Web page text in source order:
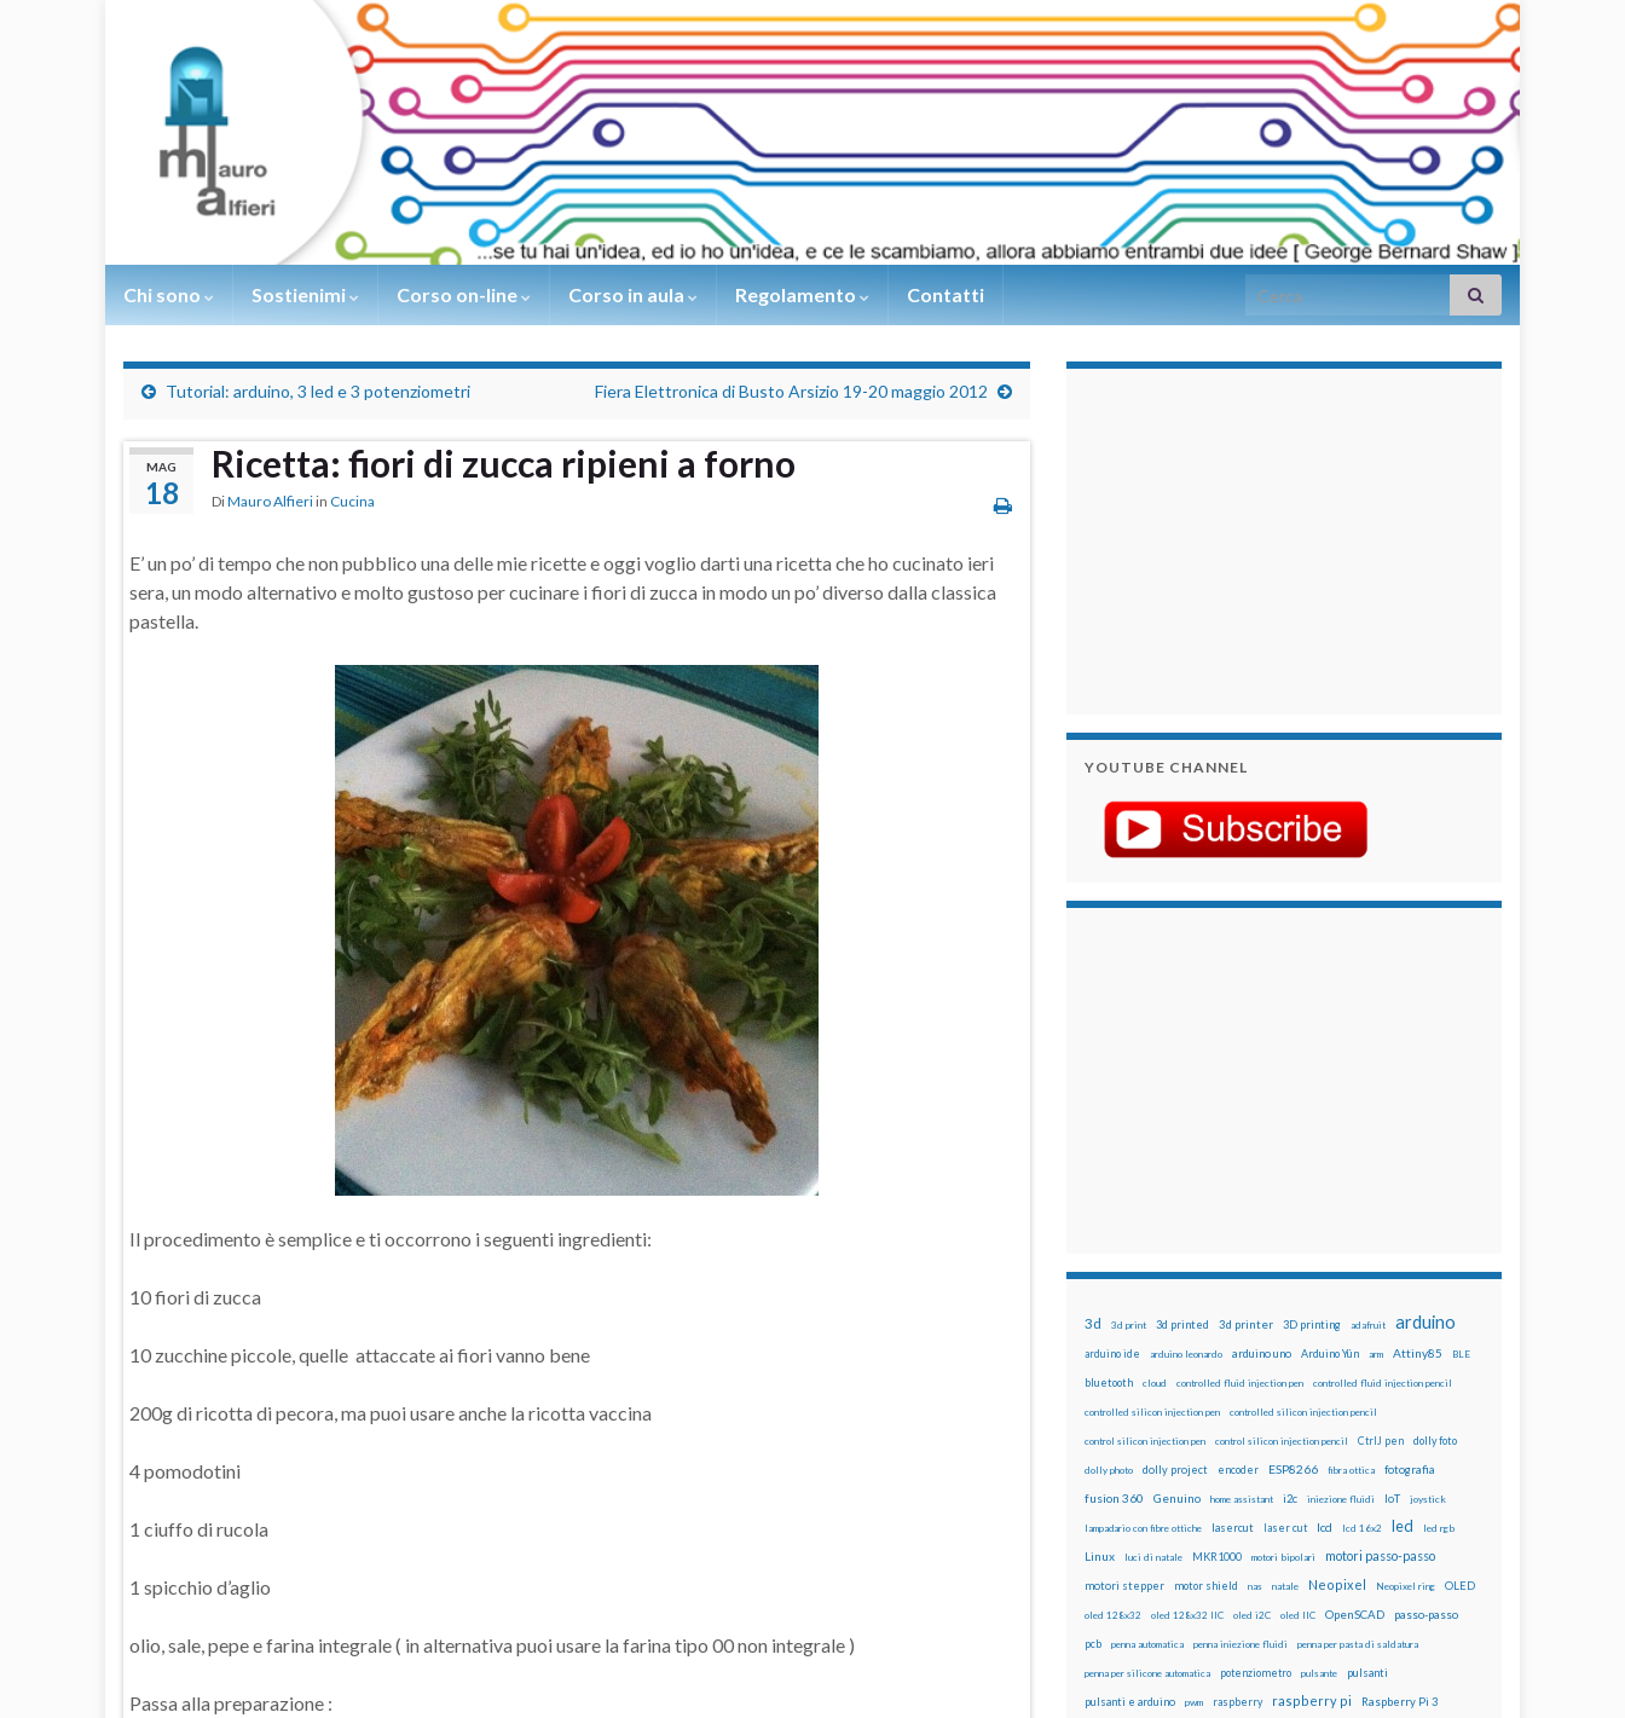
Chi sono Sostienimi Corso on-line Corso in aula Regolamento Contatti Search for:
Tutorial: arduino, 3 led e 3 potenziometri Fiera Elettronica di Busto Arsizio 19-20 maggio 2012
MAG
18
Ricetta: fiori di zucca ripieni a forno
DiMauro Alfieri in Cucina
E’ un po’ di tempo che non pubblico una delle mie ricette e oggi voglio darti una ricetta che ho cucinato ieri
sera, un modo alternativo e molto gustoso per cucinare i fiori di zucca in modo un po’ diverso dalla classica
pastella.
Il procedimento è semplice e ti occorrono i seguenti ingredienti:
10 fiori di zucca
10 zucchine piccole, quelle attaccate ai fiori vanno bene
200g di ricotta di pecora, ma puoi usare anche la ricotta vaccina
4 pomodotini
1 ciuffo di rucola
1 spicchio d’aglio
olio, sale, pepe e farina integrale ( in alternativa puoi usare la farina tipo 00 non integrale )
Passa alla preparazione :
YOUTUBE CHANNEL
3d 3d print 3d printed 3d printer 3D printing adafruit arduino
arduino ide arduino leonardo arduino uno Arduino Yún arm Attiny85 BLE
bluetooth cloud controlled fluid injection pen controlled fluid injection pencil
controlled silicon injection pen controlled silicon injection pencil
control silicon injection pen control silicon injection pencil CtrlJ pen dolly foto
dolly photo dolly project encoder ESP8266 fibra ottica fotografia
fusion 360 Genuino home assistant i2c iniezione fluidi IoT joystick
lampadario con fibre ottiche lasercut laser cut lcd lcd 16x2 led led rgb
Linux luci di natale MKR1000 motori bipolari motori passo-passo
motori stepper motor shield nas natale Neopixel Neopixel ring OLED
oled 128x32 oled 128x32 IIC oled i2C oled IIC OpenSCAD passo-passo
pcb penna automatica penna iniezione fluidi penna per pasta di saldatura
penna per silicone automatica potenziometro pulsante pulsanti
pulsanti e arduino pwm raspberry raspberry pi Raspberry Pi 3